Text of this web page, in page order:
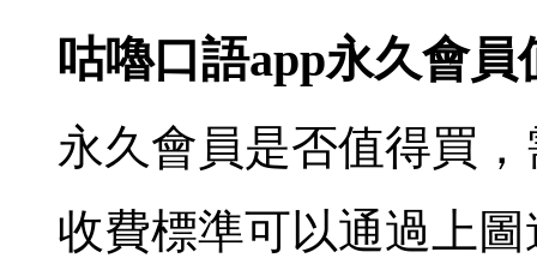
咕嚕口語app永久會
永久會員是否值得買
收費標準可以通過上